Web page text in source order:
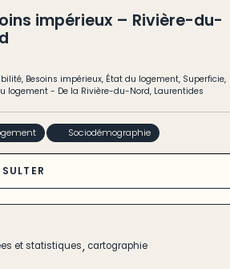
impérieux – Rivière-du-
, Besoins impérieux, État du logement, Superficie,
logement- De la Rivière-du-Nord, Laurentides
Sociodémographie
et statistiques, cartographie